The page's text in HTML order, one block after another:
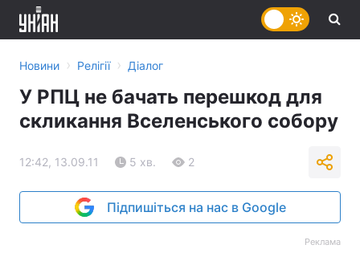
Новини › Релігії › Діалог
У РПЦ не бачать перешкод для
скликання Вселенського собору
12:42, 13.09.11 5 хв. 2
Підпишіться на нас в Google
Реклама